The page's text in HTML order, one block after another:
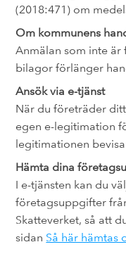
(2018:471) om
Om kommunens
Anmälan som inte
bilagor förlänger
Ansök via e-tjänst
När du företräder
egen e-legitimation
legitimationen
Hämta dina
I e-tjänsten kan du
företagsuppgifter
Skatteverket, så att
sidan Så här hämtas